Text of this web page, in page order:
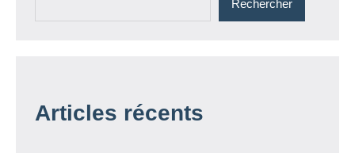
Rechercher
Articles récents